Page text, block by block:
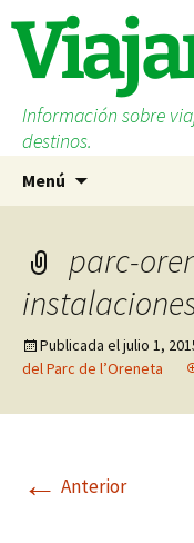
contenido
Información sobre
destinos.
Menú
parc-
Publicada eljulio 1,
del Parc de l’Oreneta
← Anterior